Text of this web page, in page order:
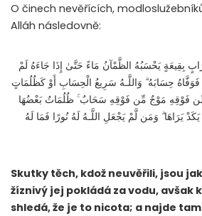
O činech nevěřících,
Alláh následovně:
بِقِيعَةٍ يَحْسَبُهُ الظَّمْآنُ مَاءً حَتَّىٰ إِذَا جَاءَهُ لَمْ
فَوَفَّاهُ حِسَابَهُ ۗ وَاللَّـهُ سَرِيعُ الْحِسَابِ أَوْ كَظُلُمَاتٍ
فَوْقِهِ مَوْجٌ مِّن فَوْقِهِ سَحَابٌ ۚ ظُلُمَاتٌ بَعْضُهَا
يَرَاهَا ۗ وَمَن لَّمْ يَجْعَلِ اللَّـهُ لَهُ نُورًا فَمَا لَهُ
Skutky těch, kdož neuvěřili, jsou
žíznivý jej pokládá za vodu, avšak
shledá, že je to nicota; a najde